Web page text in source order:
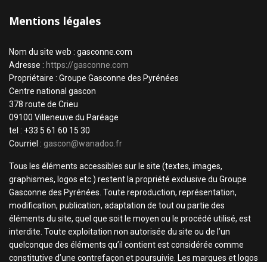
Mentions légales
Nom du site web : gasconne.com
Adresse : https://gasconne.com
Propriétaire : Groupe Gasconne des Pyrénées
Centre national gascon
378 route de Crieu
09100 Villeneuve du Paréage
tel : +33 5 61 60 15 30
Courriel : gascon@wanadoo.fr
Tous les éléments accessibles sur le site (textes, images,
graphismes, logos etc.) restent la propriété exclusive du Groupe
Gasconne des Pyrénées. Toute reproduction, représentation,
modification, publication, adaptation de tout ou partie des
éléments du site, quel que soit le moyen ou le procédé utilisé, est
interdite. Toute exploitation non autorisée du site ou de l’un
quelconque des éléments qu’il contient est considérée comme
constitutive d’une contrefaçon et poursuivie. Les marques et logos